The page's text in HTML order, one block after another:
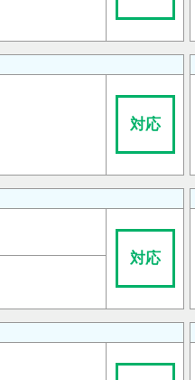
対応
対応